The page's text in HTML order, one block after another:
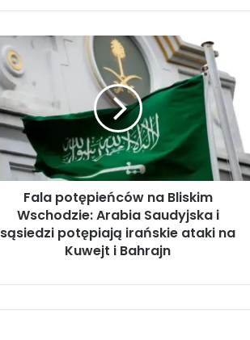
Fala potępieńców na Bliskim
Wschodzie: Arabia Saudyjska i
sąsiedzi potępiają irańskie ataki na
Kuwejt i Bahrajn